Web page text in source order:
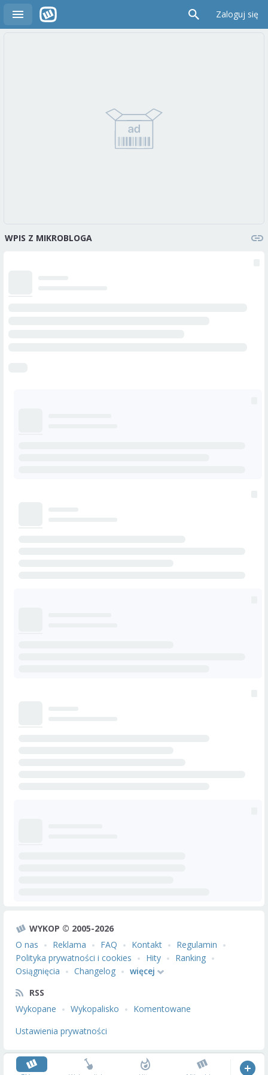
Zaloguj się
WPIS Z MIKROBLOGA
WYKOP © 2005-2026
O nas
Reklama FAQ Kontakt
Regulamin
Polityka prywatności i cookies
Hity
Ranking
Osiągnięcia
Changelog
więcej
RSS
Wykopane
Wykopalisko
Komentowane
Ustawienia prywatności